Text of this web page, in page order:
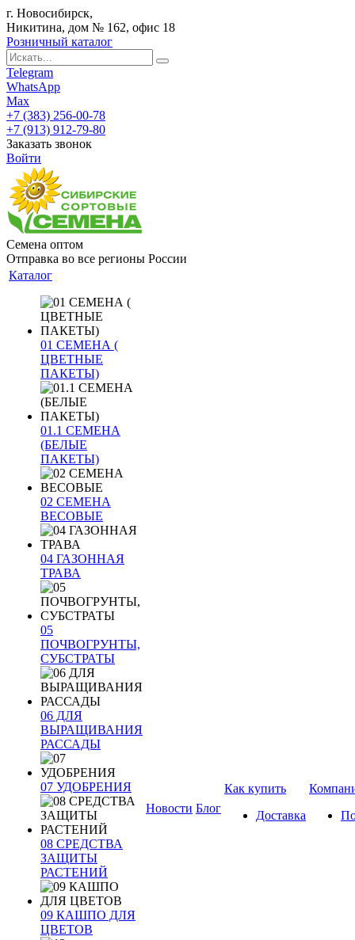
г. Новосибирск,
Никитина, дом № 162, офис 18
Розничный каталог
Telegram
WhatsApp
Max
+7 (383) 256-00-78
+7 (913) 912-79-80
Заказать звонок
Войти
Семена оптом
Отправка во все регионы России
Каталог
01 СЕМЕНА (
ЦВЕТНЫЕ
ПАКЕТЫ)
01.1 СЕМЕНА
(БЕЛЫЕ
ПАКЕТЫ)
02 СЕМЕНА
ВЕСОВЫЕ
04 ГАЗОННАЯ
ТРАВА
05
ПОЧВОГРУНТЫ,
СУБСТРАТЫ
06 ДЛЯ
ВЫРАЩИВАНИЯ
РАССАДЫ
07 УДОБРЕНИЯ
08 СРЕДСТВА
ЗАЩИТЫ
РАСТЕНИЙ
09 КАШПО ДЛЯ
ЦВЕТОВ
Новости Блог
Как купить
Доставка